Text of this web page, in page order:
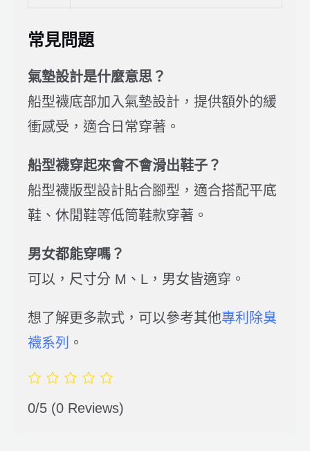
常見問題
氣墊設計是什麼意思？
船型襪底部加入氣墊設計，提供額外的緩
衝感受，適合日常穿著。
船型襪穿起來會不會滑出鞋子？
船型襪版型設計貼合腳型，適合搭配平底
鞋、休閒鞋等低筒鞋款穿著。
男女都能穿嗎？
可以，尺寸分 M、L，男女皆適穿。
想了解更多款式，可以參考其他專利除臭
襪系列 。
0/5 (0 Reviews)